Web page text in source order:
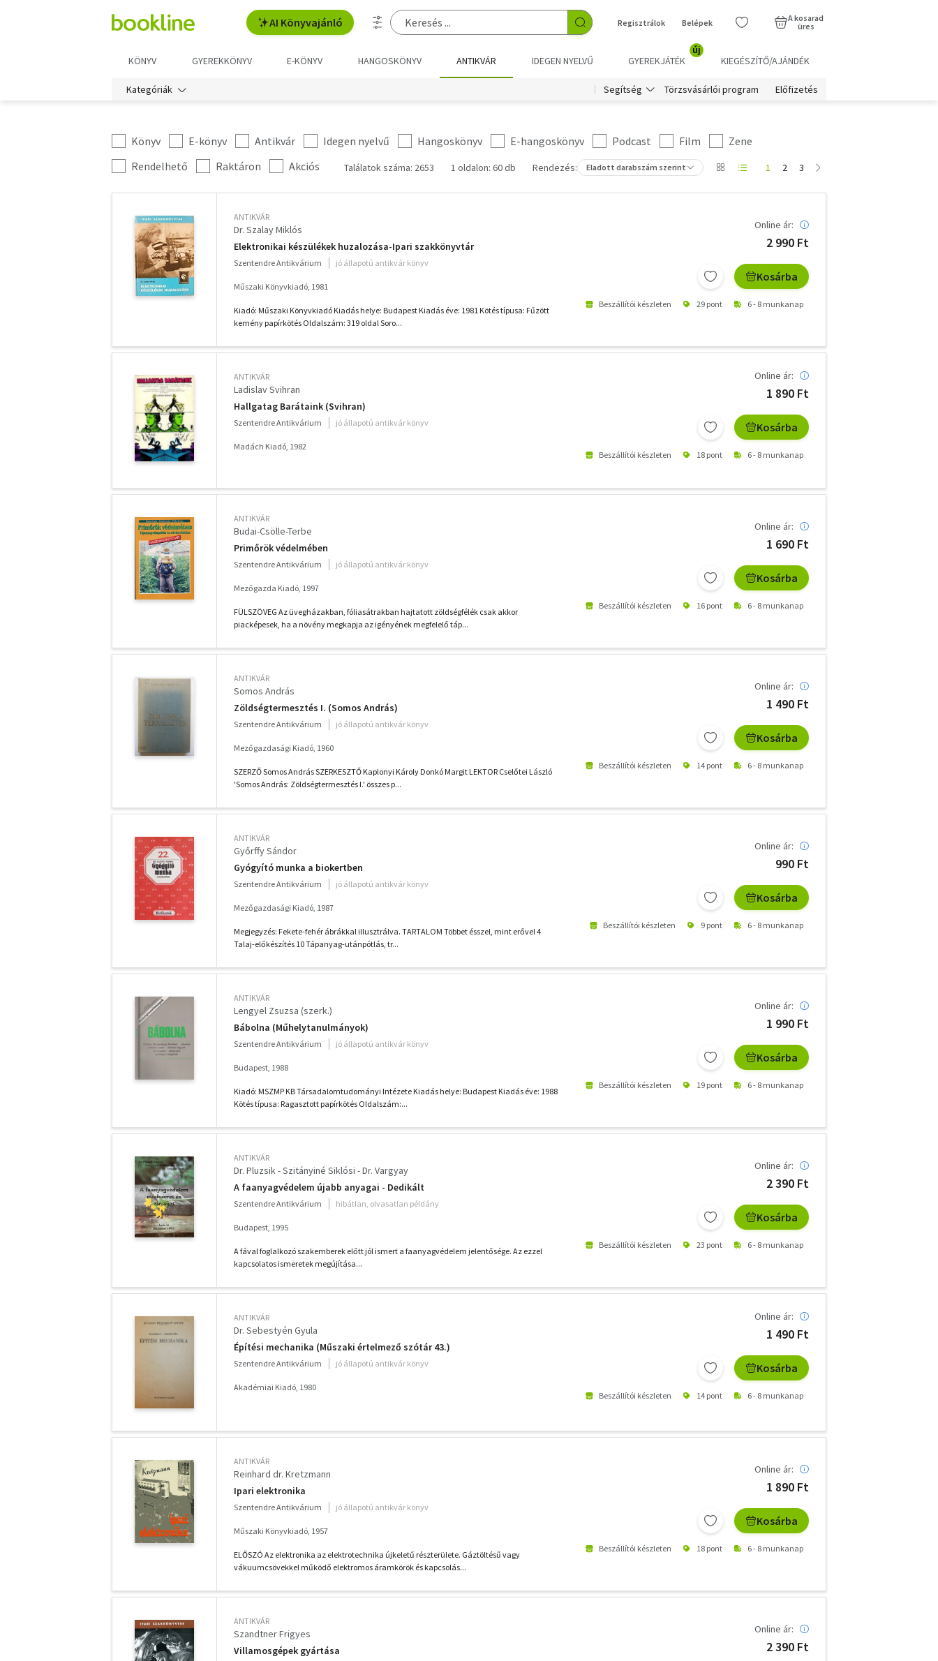
AI Könyvajánló Regisztrálok Belépek
A kosarad
üres
KÖNYV GYEREKKÖNYV E-KÖNYV HANGOSKÖNYV ANTIKVÁR IDEGEN NYELVŰ GYEREKJÁTÉK
új
KIEGÉSZÍTŐ/AJÁNDÉK
Kategóriák Segítség Törzsvásárlói program Előfizetés
Kategória
szűrés
Könyv E-könyv Antikvár Idegen nyelvű Hangoskönyv E-hangoskönyv Podcast Film
Zene
További
szűrők
Rendelhető Raktáron Akciós Találatok száma: 2653 1 oldalon: 60 db Rendezés: Eladott darabszám szerint 1 2 3
ANTIKVÁR
Dr. Szalay Miklós
Elektronikai készülékek huzalozása-Ipari szakkönyvtár
Szentendre Antikvárium jó állapotú antikvár könyv
Műszaki Könyvkiadó, 1981
Kiadó: Műszaki Könyvkiadó Kiadás helye: Budapest Kiadás éve: 1981 Kötés típusa: Fűzött
kemény papírkötés Oldalszám: 319 oldal Soro...
Online ár:
2 990 Ft
Kosárba
Beszállítói készleten 29 pont 6 - 8 munkanap
ANTIKVÁR
Ladislav Svihran
Hallgatag Barátaink (Svihran)
Szentendre Antikvárium jó állapotú antikvár könyv
Madách Kiadó, 1982
Online ár:
1 890 Ft
Kosárba
Beszállítói készleten 18 pont 6 - 8 munkanap
ANTIKVÁR
Budai-Csölle-Terbe
Primőrök védelmében
Szentendre Antikvárium jó állapotú antikvár könyv
Mezőgazda Kiadó, 1997
FÜLSZÖVEG Az üvegházakban, fóliasátrakban hajtatott zöldségfélék csak akkor
piacképesek, ha a növény megkapja az igényének megfelelő táp...
Online ár:
1 690 Ft
Kosárba
Beszállítói készleten 16 pont 6 - 8 munkanap
ANTIKVÁR
Somos András
Zöldségtermesztés I. (Somos András)
Szentendre Antikvárium jó állapotú antikvár könyv
Mezőgazdasági Kiadó, 1960
SZERZŐ Somos András SZERKESZTŐ Kaplonyi Károly Donkó Margit LEKTOR Cselőtei László
'Somos András: Zöldségtermesztés I.' összes p...
Online ár:
1 490 Ft
Kosárba
Beszállítói készleten 14 pont 6 - 8 munkanap
ANTIKVÁR
Győrffy Sándor
Gyógyító munka a biokertben
Szentendre Antikvárium jó állapotú antikvár könyv
Mezőgazdasági Kiadó, 1987
Megjegyzés: Fekete-fehér ábrákkal illusztrálva. TARTALOM Többet ésszel, mint erővel 4
Talaj-előkészítés 10 Tápanyag-utánpótlás, tr...
Online ár:
990 Ft
Kosárba
Beszállítói készleten 9 pont 6 - 8 munkanap
ANTIKVÁR
Lengyel Zsuzsa (szerk.)
Bábolna (Műhelytanulmányok)
Szentendre Antikvárium jó állapotú antikvár könyv
Budapest, 1988
Kiadó: MSZMP KB Társadalomtudományi Intézete Kiadás helye: Budapest Kiadás éve: 1988
Kötés típusa: Ragasztott papírkötés Oldalszám:...
Online ár:
1 990 Ft
Kosárba
Beszállítói készleten 19 pont 6 - 8 munkanap
ANTIKVÁR
Dr. Pluzsik - Szitányiné Siklósi - Dr. Vargyay
A faanyagvédelem újabb anyagai - Dedikált
Szentendre Antikvárium hibátlan, olvasatlan példány
Budapest, 1995
A fával foglalkozó szakemberek előtt jól ismert a faanyagvédelem jelentősége. Az ezzel
kapcsolatos ismeretek megújítása...
Online ár:
2 390 Ft
Kosárba
Beszállítói készleten 23 pont 6 - 8 munkanap
ANTIKVÁR
Dr. Sebestyén Gyula
Építési mechanika (Műszaki értelmező szótár 43.)
Szentendre Antikvárium jó állapotú antikvár könyv
Akadémiai Kiadó, 1980
Online ár:
1 490 Ft
Kosárba
Beszállítói készleten 14 pont 6 - 8 munkanap
ANTIKVÁR
Reinhard dr. Kretzmann
Ipari elektronika
Szentendre Antikvárium jó állapotú antikvár könyv
Műszaki Könyvkiadó, 1957
ELŐSZÓ Az elektronika az elektrotechnika újkeletű részterülete. Gáztöltésű vagy
vákuumcsövekkel működő elektromos áramkörök és kapcsolás...
Online ár:
1 890 Ft
Kosárba
Beszállítói készleten 18 pont 6 - 8 munkanap
ANTIKVÁR
Szandtner Frigyes
Villamosgépek gyártása
Online ár:
2 390 Ft